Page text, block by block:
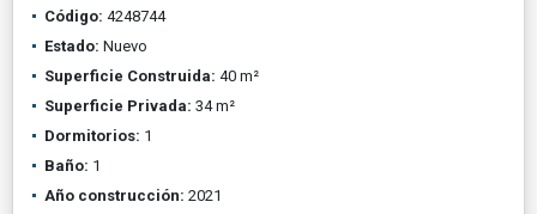
Código: 4248744
Estado: Nuevo
Superficie Construida: 40 m²
Superficie Privada: 34 m²
Dormitorios: 1
Baño: 1
Año construcción: 2021